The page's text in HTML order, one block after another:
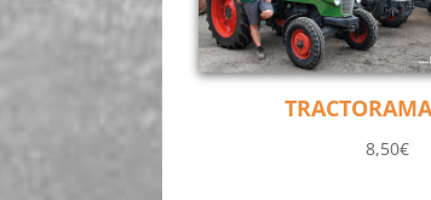
8,50€